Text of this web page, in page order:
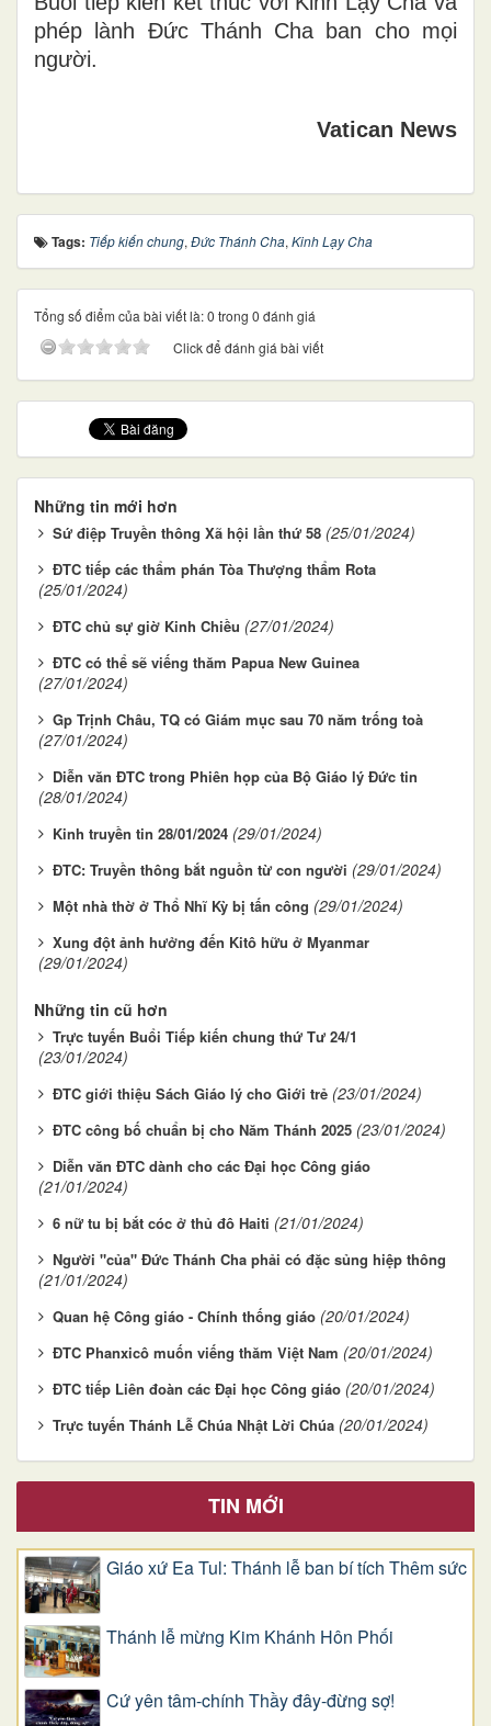
phép lành Đức Thánh Cha ban cho mọi
người.
Vatican News
Tags: Tiếp kiến chung, Đức Thánh Cha, Kinh Lạy Cha
Tổng số điểm của bài viết là: 0 trong 0 đánh giá
Click để đánh giá bài viết
Những tin mới hơn
Sứ điệp Truyền thông Xã hội lần thứ 58 (25/01/2024)
ĐTC tiếp các thẩm phán Tòa Thượng thẩm Rota
(25/01/2024)
ĐTC chủ sự giờ Kinh Chiều (27/01/2024)
ĐTC có thể sẽ viếng thăm Papua New Guinea
(27/01/2024)
Gp Trịnh Châu, TQ có Giám mục sau 70 năm trống toà
(27/01/2024)
Diễn văn ĐTC trong Phiên họp của Bộ Giáo lý Đức tin
(28/01/2024)
Kinh truyền tin 28/01/2024 (29/01/2024)
ĐTC: Truyền thông bắt nguồn từ con người (29/01/2024)
Một nhà thờ ở Thổ Nhĩ Kỳ bị tấn công (29/01/2024)
Xung đột ảnh hưởng đến Kitô hữu ở Myanmar
(29/01/2024)
Những tin cũ hơn
Trực tuyến Buổi Tiếp kiến chung thứ Tư 24/1
(23/01/2024)
ĐTC giới thiệu Sách Giáo lý cho Giới trẻ (23/01/2024)
ĐTC công bố chuẩn bị cho Năm Thánh 2025 (23/01/2024)
Diễn văn ĐTC dành cho các Đại học Công giáo
(21/01/2024)
6 nữ tu bị bắt cóc ở thủ đô Haiti (21/01/2024)
Người "của" Đức Thánh Cha phải có đặc sủng hiệp thông
(21/01/2024)
Quan hệ Công giáo - Chính thống giáo (20/01/2024)
ĐTC Phanxicô muốn viếng thăm Việt Nam (20/01/2024)
ĐTC tiếp Liên đoàn các Đại học Công giáo (20/01/2024)
Trực tuyến Thánh Lễ Chúa Nhật Lời Chúa (20/01/2024)
TIN MỚI
Giáo xứ Ea Tul: Thánh lễ ban bí tích Thêm sức
Thánh lễ mừng Kim Khánh Hôn Phối
Cứ yên tâm-chính Thầy đây-đừng sợ!